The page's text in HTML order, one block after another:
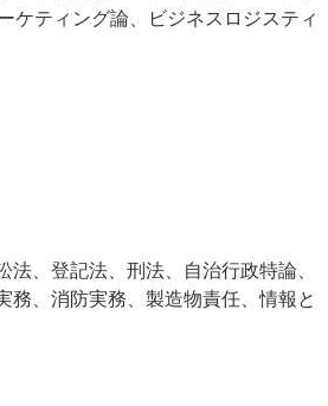
ケティング論、ビジネスロジスティ
、登記法、刑法、自治行政特論、
務、消防実務、製造物責任、情報と